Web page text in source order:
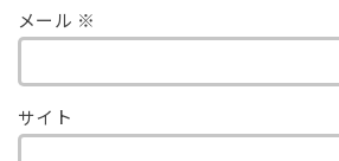
メール ※
サイト